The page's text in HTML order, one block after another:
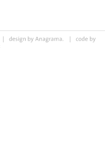
design by Anagrama. code by